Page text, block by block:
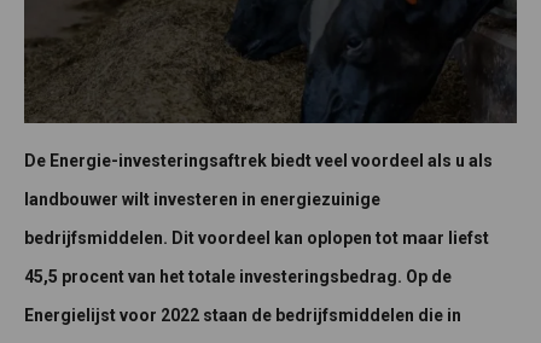
De Energie-investeringsaftrek biedt veel voordeel als u als
landbouwer wilt investeren in energiezuinige
bedrijfsmiddelen. Dit voordeel kan oplopen tot maar liefst
45,5 procent van het totale investeringsbedrag. Op de
Energielijst voor 2022 staan de bedrijfsmiddelen die in